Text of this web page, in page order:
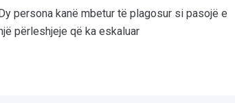
Dy persona kanë mbetur të plagosur si pasojë e
përleshjeje që ka eskaluar